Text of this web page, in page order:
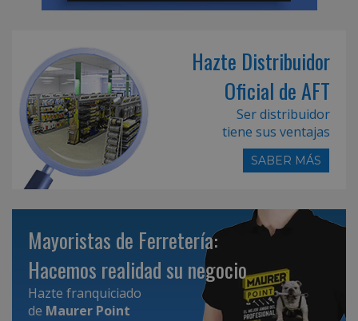
Hazte Distribuidor
Oficial de AFT
Ser distribuidor
tiene sus ventajas
SABER MÁS
Mayoristas de Ferretería:
Hacemos realidad su negocio
Hazte franquiciado
de Maurer Point